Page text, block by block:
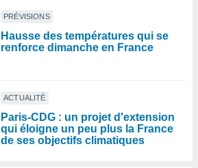
PRÉVISIONS
Hausse des températures qui se
renforce dimanche en France
ACTUALITÉ
Paris-CDG : un projet d'extension
qui éloigne un peu plus la France
de ses objectifs climatiques